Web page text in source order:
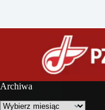
Archiwa
Archiwa